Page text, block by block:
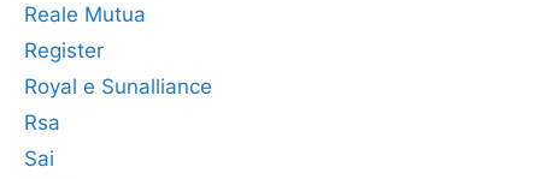
Reale Mutua
Register
Royal e Sunalliance
Rsa
Sai